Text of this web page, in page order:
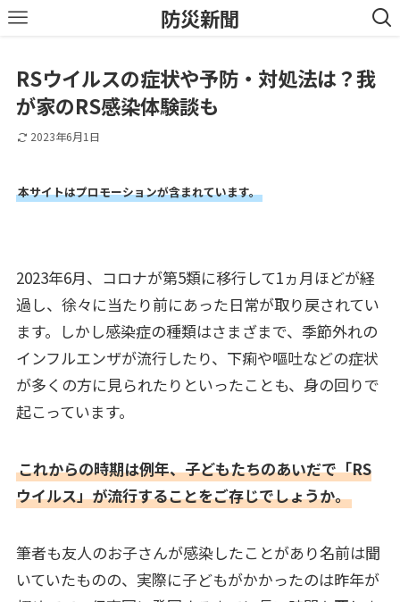
防災新聞
RSウイルスの症状や予防・対処法は？我
が家のRS感染体験談も
2023年6月1日
本サイトはプロモーションが含まれています。
2023年6月、コロナが第5類に移行して1ヵ月ほどが経
過し、徐々に当たり前にあった日常が取り戻されてい
ます。しかし感染症の種類はさまざまで、季節外れの
インフルエンザが流行したり、下痢や嘔吐などの症状
が多くの方に見られたりといったことも、身の回りで
起こっています。
これからの時期は例年、子どもたちのあいだで「RS
ウイルス」が流行することをご存じでしょうか。
筆者も友人のお子さんが感染したことがあり名前は聞
いていたものの、実際に子どもがかかったのは昨年が